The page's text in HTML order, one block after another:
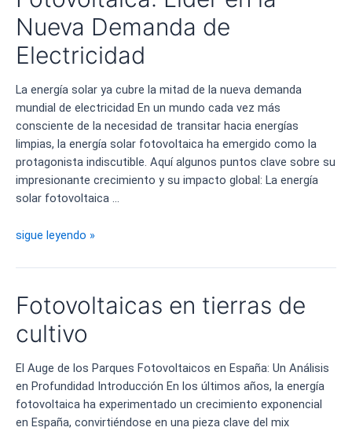
de
aves
Nueva Demanda de
Electricidad
La energía solar ya cubre la mitad de la nueva demanda
mundial de electricidad En un mundo cada vez más
consciente de la necesidad de transitar hacia energías
limpias, la energía solar fotovoltaica ha emergido como la
protagonista indiscutible. Aquí algunos puntos clave sobre su
impresionante crecimiento y su impacto global: La energía
solar fotovoltaica …
La
Solar
Líder
la
Nueva
Demanda
de
Electricidad
sigue leyendo »
Fotovoltaicas en tierras de
cultivo
El Auge de los Parques Fotovoltaicos en España: Un Análisis
en Profundidad Introducción En los últimos años, la energía
fotovoltaica ha experimentado un crecimiento exponencial
en España, convirtiéndose en una pieza clave del mix